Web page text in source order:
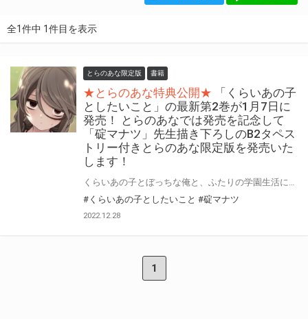
全1件中 1件目を表示
とらのあな限定版 書籍
★とらのあな特典公開★
「くらいあの子
としたいこと」の最新第2巻が1月7日に
発売！ とらのあなでは発売を記念して
「碇マナツ」先生描き下ろしのB2タペス
トリー付きとらのあな限定版を発売いた
します！
#くらいあの子としたいこと #碇マナツ
2022.12.28
1